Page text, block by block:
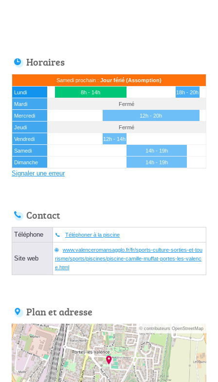
Horaires
Samedi prochain : Jour férié (Assomption)
Lundi 8h - 14h
18h - 20h
Mardi
Fermé
Mercredi
12h - 20h
Jeudi
Fermé
Vendredi
12h - 14h
Samedi
14h - 19h
Dimanche
14h - 19h
Signaler une erreur
Contact
Téléphone Téléphoner à la piscine
Site web
www.valenceromansagglo.fr/fr/sports-culture-sorties-et-tou
risme/sports/piscines/piscine-camille-muffat-portes-les-valenc
e.html
Plan et adresse
© contributeurs OpenStreetMap